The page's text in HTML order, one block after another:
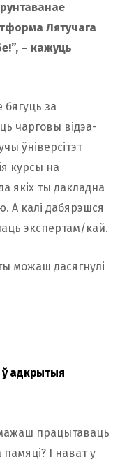
Лятучага
– кажуць
бягуць за
чарговы відэа-
ўніверсітэт
курсы на
якіх ты дакладна
А калі дабярэшся
экспертам/кай.
можаш дасягнулі
ў адкрытыя
працытаваць
І нават у